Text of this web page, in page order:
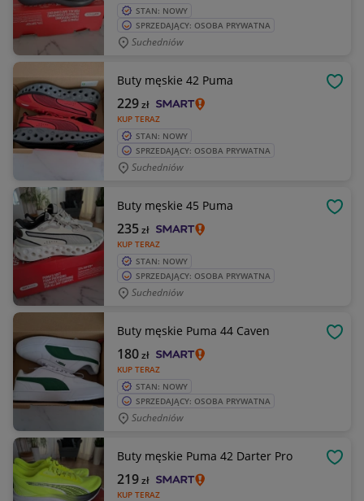
STAN: NOWY
SPRZEDAJĄCY: OSOBA PRYWATNA
Suchedniów
Buty męskie 42 Puma
KUP TERAZ
229zł
STAN: NOWY
SPRZEDAJĄCY: OSOBA PRYWATNA
Suchedniów
Buty męskie 45 Puma
KUP TERAZ
235zł
STAN: NOWY
SPRZEDAJĄCY: OSOBA PRYWATNA
Suchedniów
Buty męskie Puma 44 Caven
KUP TERAZ
180zł
STAN: NOWY
SPRZEDAJĄCY: OSOBA PRYWATNA
Suchedniów
Buty męskie Puma 42 Darter Pro
KUP TERAZ
219zł